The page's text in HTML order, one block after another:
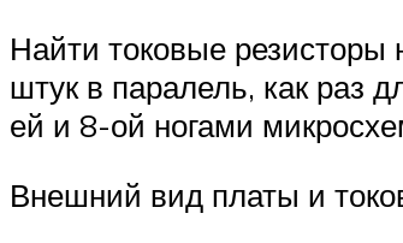
Найти токовые резисторы
штук в паралель, как раз
ей и 8-ой ногами
Внешний вид платы и